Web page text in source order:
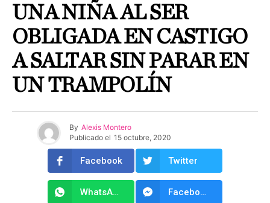
UNA NIÑA AL SER
OBLIGADA EN CASTIGO
A SALTAR SIN PARAR EN
UN TRAMPOLÍN
By Alexis Montero
Publicado el 15 octubre, 2020
Facebook Twitter
WhatsApp Facebook Messenger